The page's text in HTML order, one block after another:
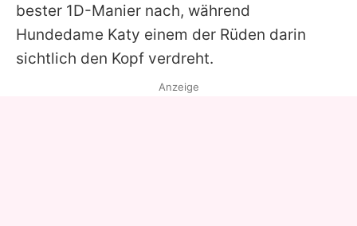
bester 1D-Manier nach, während
Hundedame Katy einem der Rüden darin
sichtlich den Kopf verdreht.
Anzeige